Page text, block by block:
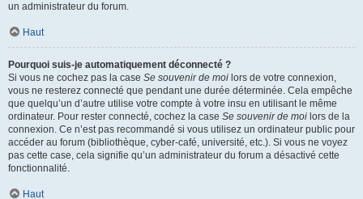
un administrateur du forum.
Haut
Pourquoi suis-je automatiquement déconnecté ?
Si vous ne cochez pas la case Se souvenir de moi lors de votre connexion,
vous ne resterez connecté que pendant une durée déterminée. Cela empêche
que quelqu’un d’autre utilise votre compte à votre insu en utilisant le même
ordinateur. Pour rester connecté, cochez la case Se souvenir de moi lors de la
connexion. Ce n’est pas recommandé si vous utilisez un ordinateur public pour
accéder au forum (bibliothèque, cyber-café, université, etc.). Si vous ne voyez
pas cette case, cela signifie qu’un administrateur du forum a désactivé cette
fonctionnalité.
Haut